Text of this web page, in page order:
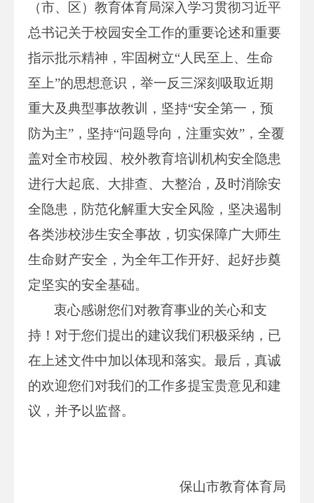
（市、区）教育体育局深入学习贯彻习近平
总书记关于校园安全工作的重要论述和重要
指示批示精神，牢固树立“人民至上、生命
至上”的思想意识，举一反三深刻吸取近期
重大及典型事故教训，坚持“安全第一，预
防为主”，坚持“问题导向，注重实效”，全覆
盖对全市校园、校外教育培训机构安全隐患
进行大起底、大排查、大整治，及时消除安
全隐患，防范化解重大安全风险，坚决遏制
各类涉校涉生安全事故，切实保障广大师生
生命财产安全，为全年工作开好、起好步奠
定坚实的安全基础。
衷心感谢您们对教育事业的关心和支
持！对于您们提出的建议我们积极采纳，已
在上述文件中加以体现和落实。最后，真诚
的欢迎您们对我们的工作多提宝贵意见和建
议，并予以监督。
保山市教育体育局